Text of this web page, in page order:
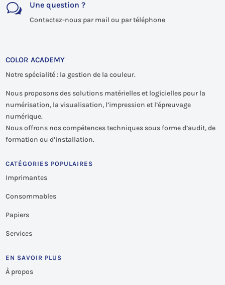
w Une question ?
Contactez-nous par mail ou par téléphone
COLOR ACADEMY
Notre spécialité : la gestion de la couleur.
Nous proposons des solutions matérielles et logicielles pour la
numérisation, la visualisation, l’impression et l’épreuvage
numérique.
Nous offrons nos compétences techniques sous forme d’audit, de
formation ou d’installation.
CATÉGORIES POPULAIRES
Imprimantes
Consommables
Papiers
Services
EN SAVOIR PLUS
À propos